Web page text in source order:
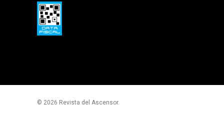
© 2026 Revista del Ascensor.